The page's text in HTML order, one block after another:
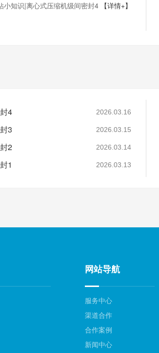
小知识|离心式压缩机级间密封4 【详情+】
4 2026.03.16
3 2026.03.15
2 2026.03.14
1 2026.03.13
网站导航
服务中心
渠道合作
合作案例
新闻中心